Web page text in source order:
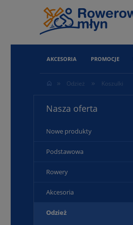
AKCESORIA PROMOCJE
» Odzież » Koszulki
Nasza oferta
Nowe produkty
Podstawowa
Rowery
Akcesoria
Odzież